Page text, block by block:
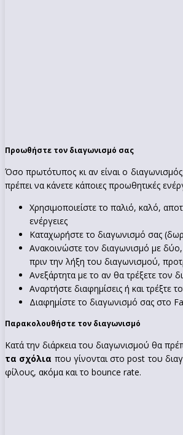
Προωθήστε τον διαγωνισμό σας
Όσο πρωτότυπος κι αν είναι ο
πρέπει να κάνετε κάποιες προωθητικές
Χρησιμοποιείστε το παλιό, καλό,
ενέργειες
Καταχωρήστε το διαγωνισμό σας
Ανακοινώστε τον διαγωνισμό με δύο,
πριν την λήξη του διαγωνισμού,
Ανεξάρτητα με το αν θα τρέξετε τον
Αναρτήστε διαφημίσεις ή και
Διαφημίστε το διαγωνισμό σας στο
Παρακολουθήστε τον διαγωνισμό
Κατά την διάρκεια του διαγωνισμού θα
τα σχόλια που γίνονται στο post του
φίλους, ακόμα και το bounce rate.